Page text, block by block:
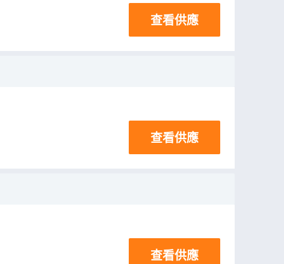
查看供應
查看供應
查看供應